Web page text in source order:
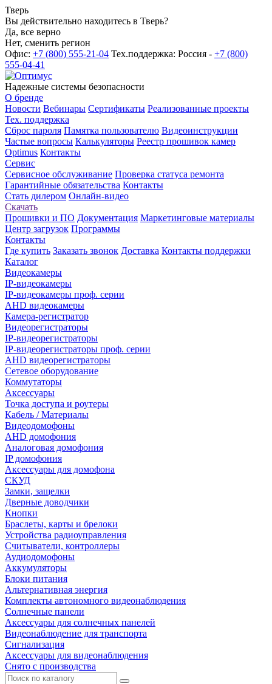
Тверь
Вы действительно находитесь в Тверь?
Да, все верно
Нет, сменить регион
Офис: +7 (800) 555-21-04 Тех.поддержка: Россия - +7 (800)
555-04-41
Надежные системы безопасности
О бренде
Новости Вебинары Сертификаты Реализованные проекты
Тех. поддержка
Сброс пароля Памятка пользователю Видеоинструкции
Частые вопросы Калькуляторы Реестр прошивок камер
Optimus Контакты
Сервис
Сервисное обслуживание Проверка статуса ремонта
Гарантийные обязательства Контакты
Стать дилером Онлайн-видео
Скачать
Прошивки и ПО Документация Маркетинговые материалы
Центр загрузок Программы
Контакты
Где купить Заказать звонок Доставка Контакты поддержки
Каталог
Видеокамеры
IP-видеокамеры
IP-видеокамеры проф. серии
AHD видеокамеры
Камера-регистратор
Видеорегистраторы
IP-видеорегистраторы
IP-видеорегистраторы проф. серии
AHD видеорегистраторы
Сетевое оборудование
Коммутаторы
Аксессуары
Точка доступа и роутеры
Кабель / Материалы
Видеодомофоны
AHD домофония
Аналоговая домофония
IP домофония
Аксессуары для домофона
СКУД
Замки, защелки
Дверные доводчики
Кнопки
Браслеты, карты и брелоки
Устройства радиоуправления
Считыватели, контроллеры
Аудиодомофоны
Аккумуляторы
Блоки питания
Альтернативная энергия
Комплекты автономного видеонаблюдения
Солнечные панели
Аксессуары для солнечных панелей
Видеонаблюдение для транспорта
Сигнализация
Аксессуары для видеонаблюдения
Снято с производства